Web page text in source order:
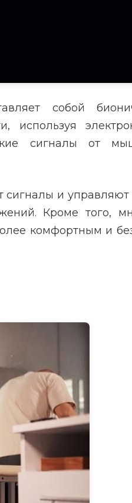
собой
используя
сигналы от
и
Кроме того,
комфортным и